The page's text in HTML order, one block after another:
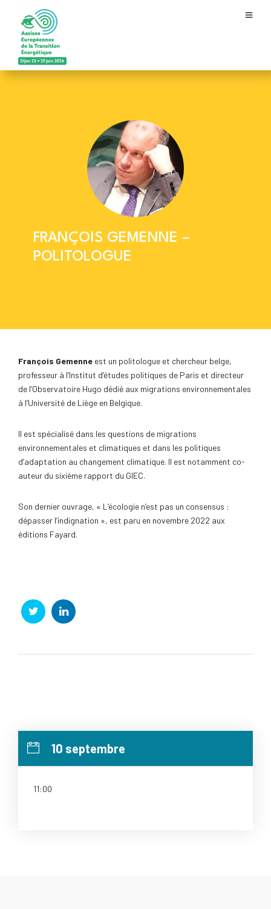
FRANÇOIS GEMENNE –
POLITOLOGUE
François Gemenne est un politologue et chercheur belge,
professeur à l’Institut d’études politiques de Paris et directeur
de l’Observatoire Hugo dédié aux migrations environnementales
à l’Université de Liège en Belgique.
Il est spécialisé dans les questions de migrations
environnementales et climatiques et dans les politiques
d’adaptation au changement climatique. Il est notamment co-
auteur du sixième rapport du GIEC.
Son dernier ouvrage, « L’écologie n’est pas un consensus :
dépasser l’indignation », est paru en novembre 2022 aux
éditions Fayard.
10 septembre
11:00